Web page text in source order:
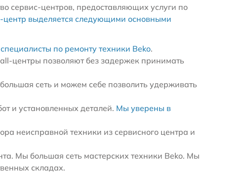
сервис-центров, предоставляющих услуги по
центр выделяется следующими основными
специалисты по ремонту техники Beko.
центры позволяют без задержек принимать
сеть и можем себе позволить удерживать
и установленных деталей. Мы уверены в
неисправной техники из сервисного центра и
Мы большая сеть мастерских техники Beko. Мы
складах.